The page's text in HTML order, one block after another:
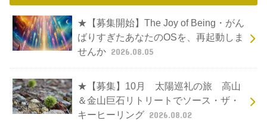
★【募集開始】The Joy of Being・がん
ばりすぎたあなたのOSを、再起動しま
せんか 2026.08.05
★【募集】10月 太陽巡礼の旅 高山
＆金山巨石リトリートでソース・ザ・
キーヒーリング 2026.08.02